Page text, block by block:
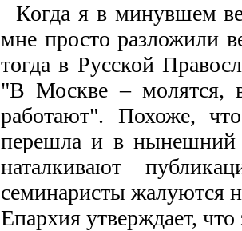
Когда я в минувшем
мне просто разложили
тогда в Русской
"В Москве – молятся,
работают". Похоже,
перешла и в нынешний
наталкивают
семинаристы жалуются
Епархия утверждает, что